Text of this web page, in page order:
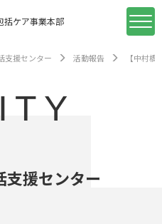
括ケア事業本部
支援センター 活動報告 【中村
支援センター